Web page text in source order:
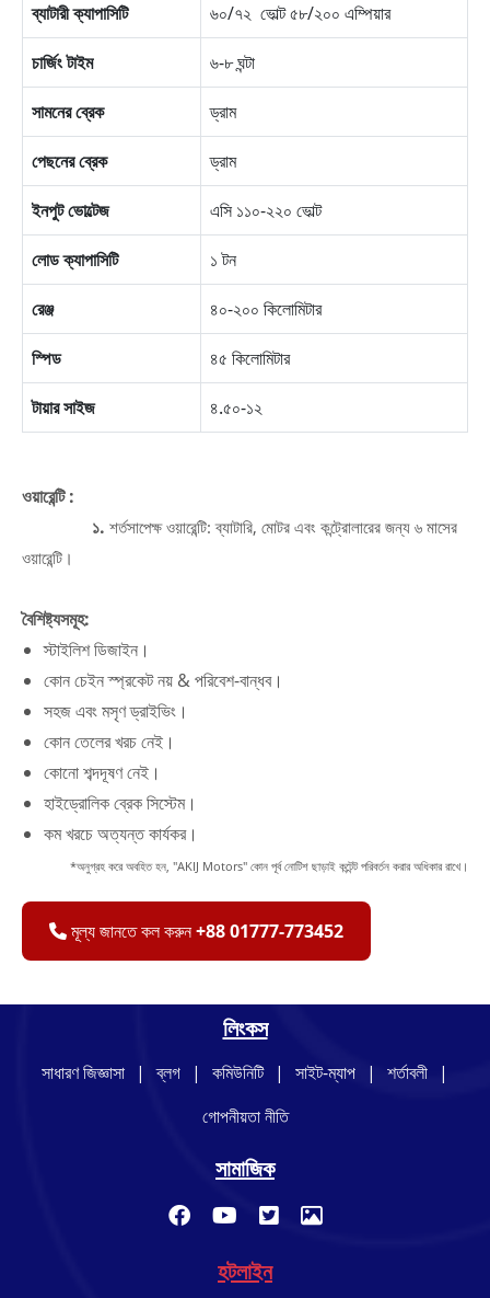
ব্যাটারী ক্যাপাসিটি ৬০/৭২ ভোল্ট ৫৮/২০০ এম্পিয়ার
চার্জিং টাইম ৬-৮ ঘন্টা
সামনের ব্রেক ড্রাম
পেছনের ব্রেক ড্রাম
ইনপুট ভোল্টেজ এসি ১১০-২২০ ভোল্ট
লোড ক্যাপাসিটি ১ টন
রেঞ্জ ৪০-২০০ কিলোমিটার
স্পিড ৪৫ কিলোমিটার
টায়ার সাইজ ৪.৫০-১২
ওয়ারেন্টি :
১. শর্তসাপেক্ষ ওয়ারেন্টি: ব্যাটারি, মোটর এবং কন্ট্রোলারের জন্য ৬ মাসের
ওয়ারেন্টি।
বৈশিষ্ট্যসমূহ:
স্টাইলিশ ডিজাইন।
কোন চেইন স্প্রকেট নয় & পরিবেশ-বান্ধব।
সহজ এবং মসৃণ ড্রাইভিং।
কোন তেলের খরচ নেই।
কোনো শব্দদূষণ নেই।
হাইড্রোলিক ব্রেক সিস্টেম।
কম খরচে অত্যন্ত কার্যকর।
*অনুগ্রহ করে অবহিত হন, "AKIJ Motors" কোন পূর্ব নোটিশ ছাড়াই কন্টেন্ট পরিবর্তন করার অধিকার রাখে।
মূল্য জানতে কল করুন+88 01777-773452
লিংকস
সাধারণ জিজ্ঞাসা | ব্লগ | কমিউনিটি | সাইট-ম্যাপ | শর্তাবলী |
গোপনীয়তা নীতি
সামাজিক
হটলাইন